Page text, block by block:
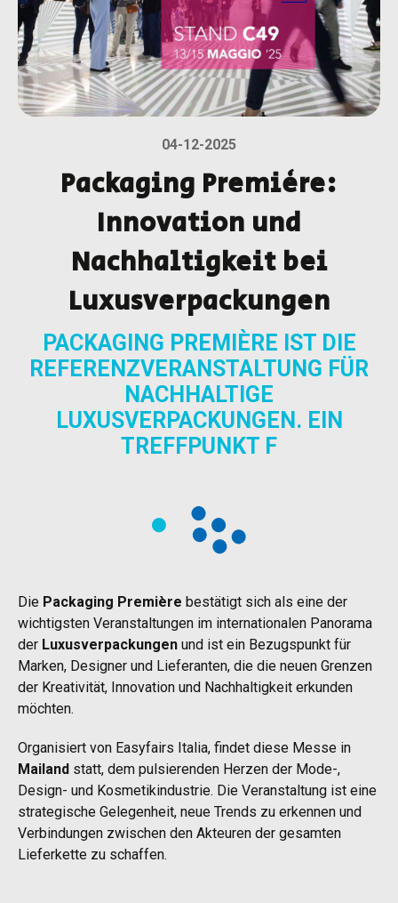
04-12-2025
Packaging Première:
Innovation und
Nachhaltigkeit bei
Luxusverpackungen
PACKAGING PREMIÈRE IST DIE
REFERENZVERANSTALTUNG FÜR
NACHHALTIGE
LUXUSVERPACKUNGEN. EIN
TREFFPUNKT F
Die Packaging Première bestätigt sich als eine der
wichtigsten Veranstaltungen im internationalen Panorama
der Luxusverpackungen und ist ein Bezugspunkt für
Marken, Designer und Lieferanten, die die neuen Grenzen
der Kreativität, Innovation und Nachhaltigkeit erkunden
möchten.
Organisiert von Easyfairs Italia, findet diese Messe in
Mailand statt, dem pulsierenden Herzen der Mode-,
Design- und Kosmetikindustrie. Die Veranstaltung ist eine
strategische Gelegenheit, neue Trends zu erkennen und
Verbindungen zwischen den Akteuren der gesamten
Lieferkette zu schaffen.